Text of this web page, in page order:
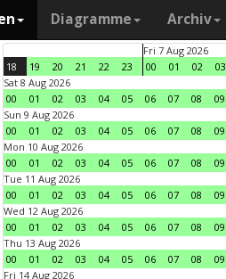
Diagramme Archiv
18 19 20 21 22 23
Fri 7 Aug 2026
00
01 02 03
Sat 8 Aug 2026
00
01 02 03 04 05 06 07 08 09
Sun 9 Aug 2026
00
01 02 03 04 05 06 07 08 09
Mon 10 Aug 2026
00
01 02 03 04 05 06 07 08 09
Tue 11 Aug 2026
00
01 02 03 04 05 06 07 08 09
Wed 12 Aug 2026
00
01 02 03 04 05 06 07 08 09
Thu 13 Aug 2026
00
01 02 03 04 05 06 07 08 09
Fri 14 Aug 2026